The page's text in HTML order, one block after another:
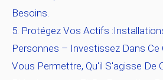
Besoins.
Protégez Vos Actifs
Personnes – Investissez Dans Ce
Vous Permettre, Qu'il S'agisse De